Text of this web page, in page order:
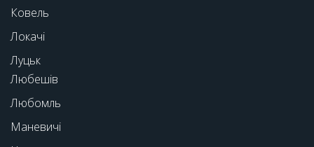
Ковель
Локачі
Луцьк
Любешів
Любомль
Маневичі